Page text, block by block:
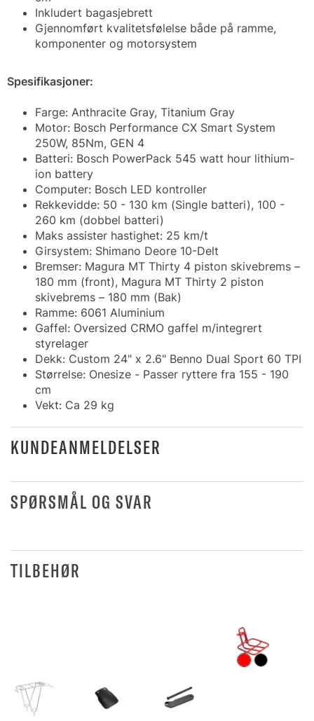
Inkludert bagasjebrett
Gjennomført kvalitetsfølelse både på ramme,
komponenter og motorsystem
Spesifikasjoner:
Farge: Anthracite Gray, Titanium Gray
Motor: Bosch Performance CX Smart System
250W, 85Nm, GEN 4
Batteri: Bosch PowerPack 545 watt hour lithium-
ion battery
Computer: Bosch LED kontroller
Rekkevidde: 50 - 130 km (Single batteri), 100 -
260 km (dobbel batteri)
Maks assister hastighet: 25 km/t
Girsystem: Shimano Deore 10-Delt
Bremser: Magura MT Thirty 4 piston skivebrems –
180 mm (front), Magura MT Thirty 2 piston
skivebrems – 180 mm (Bak)
Ramme: 6061 Aluminium
Gaffel: Oversized CRMO gaffel m/integrert
styrelager
Dekk: Custom 24" x 2.6" Benno Dual Sport 60 TPI
Størrelse: Onesize - Passer ryttere fra 155 - 190
cm
Vekt: Ca 29 kg
KUNDEANMELDELSER
SPØRSMÅL OG SVAR
TILBEHØR